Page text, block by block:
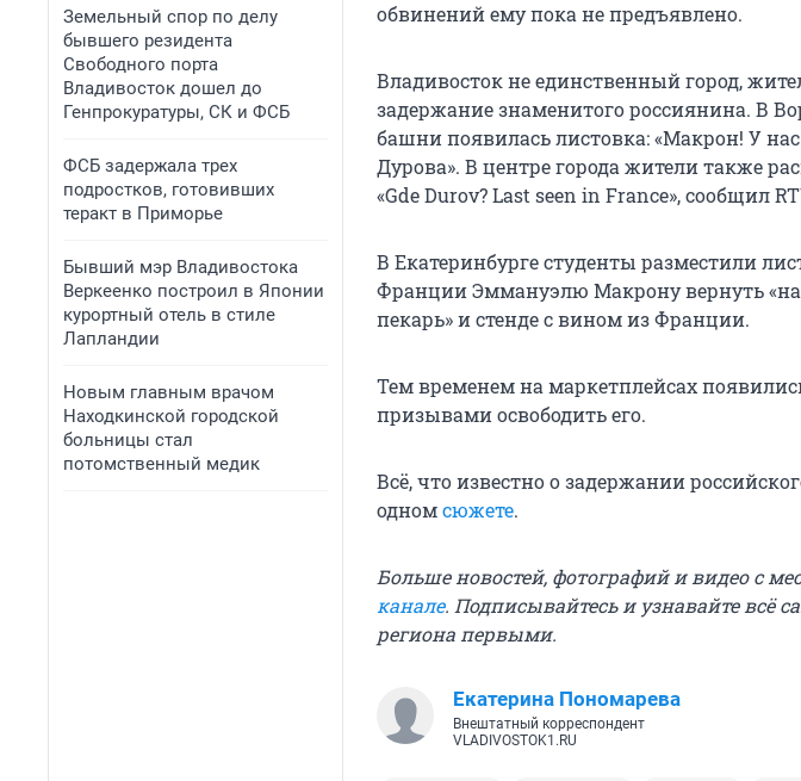
Земельный спор по делу
бывшего резидента
Свободного порта
Владивосток дошел до
Генпрокуратуры, СК и ФСБ
ФСБ задержала трех
подростков, готовивших
теракт в Приморье
Бывший мэр Владивостока
Веркеенко построил в Японии
курортный отель в стиле
Лапландии
Новым главным врачом
Находкинской городской
больницы стал
потомственный медик
обвинений ему пока не предъявлено.
Владивосток не единственный город,
задержание знаменитого россиянина. В
башни появилась листовка: «Макрон! У
Дурова». В центре города жители также
«Gde Durov? Last seen in France», сообщил
В Екатеринбурге студенты разместили
Франции Эммануэлю Макрону вернуть
пекарь» и стенде с вином из Франции.
Тем временем на маркетплейсах
призывами освободить его.
Всё, что известно о задержании
одномсюжете.
Больше новостей, фотографий и видео с
канале. Подписывайтесь и узнавайте всё
региона первыми.
Екатерина Пономарева
Внештатный корреспондент
VLADIVOSTOK1.RU